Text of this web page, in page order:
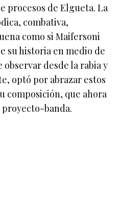
procesos de Elgueta. La
combativa,
como si Maifersoni
su historia en medio de
desde la rabia y
optó por abrazar estos
composición, que ahora
banda.